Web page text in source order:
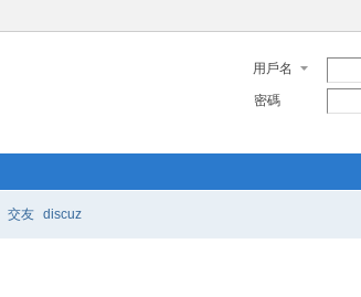
用戶名
密碼
交友 discuz